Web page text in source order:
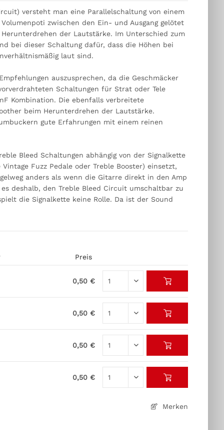
Merken
Preis
0,50 €
0,50 €
0,50 €
0,50 €
versteht man eine Parallelschaltung von einem
zwischen den Ein- und Ausgang gelötet
der Lautstärke. Im Unterschied zum
bei dieser Schaltung dafür, dass die Höhen bei
laut sind.
auszusprechen, da die Geschmäcker
Schaltungen für Strat oder Tele
Kombination. Die ebenfalls verbreitete
beim Herunterdrehen der Lautstärke.
gute Erfahrungen mit einem reinen
Bleed Schaltungen abhängig von der Signalkette
Fuzz Pedale oder Treble Booster) einsetzt,
anders als wenn die Gitarre direkt in den Amp
deshalb, den Treble Bleed Circuit umschaltbar zu
die Signalkette keine Rolle. Da ist der Sound